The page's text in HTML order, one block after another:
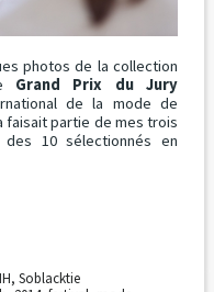
photos de la collection
Grand Prix du Jury
de la mode de
faisait partie de mes trois
10 sélectionnés en
, Soblacktie